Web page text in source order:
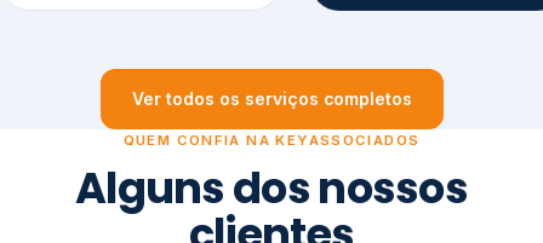
Ver todos os serviços completos
QUEM CONFIA NA KEYASSOCIADOS
Alguns dos nossos